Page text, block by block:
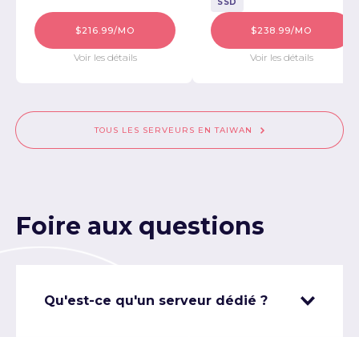
$216.99/MO
Voir les détails
SSD
$238.99/MO
Voir les détails
TOUS LES SERVEURS EN TAIWAN
Foire aux questions
Qu'est-ce qu'un serveur dédié ?